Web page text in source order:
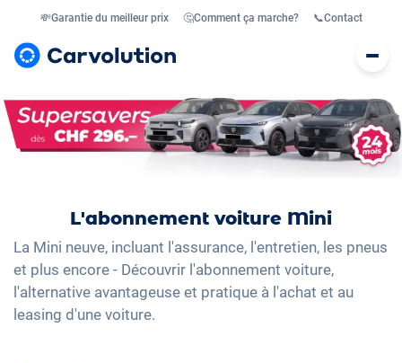
💸Garantie du meilleur prix 🤔Comment ça marche? 📞Contact
L'abonnement voiture Mini
La Mini neuve, incluant l'assurance, l'entretien, les pneus
et plus encore - Découvrir l'abonnement voiture,
l'alternative avantageuse et pratique à l'achat et au
leasing d'une voiture.